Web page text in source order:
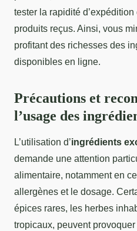
tester la rapidité
produits reçus. Ainsi, vous
profitant des richesses des
disponibles en ligne.
Précautions et
l’usage des
L’utilisation d’ingrédients
demande une attention
alimentaire, notamment en
allergènes et le dosage.
épices rares, les herbes
tropicaux, peuvent